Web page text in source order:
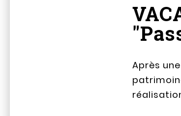
Après